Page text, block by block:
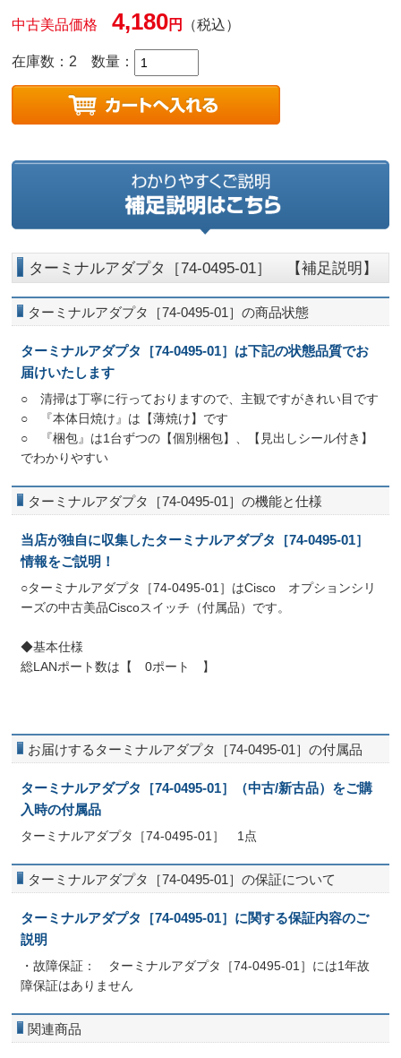
中古美品価格4,180円 （税込）
在庫数：2 数量：
ターミナルアダプタ［74-0495-01］ 【補足説明】
ターミナルアダプタ［74-0495-01］の商品状態
ターミナルアダプタ［74-0495-01］は下記の状態品質でお
届けいたします
○ 清掃は丁寧に行っておりますので、主観ですがきれい目です
○ 『本体日焼け』は【薄焼け】です
○ 『梱包』は1台ずつの【個別梱包】、【見出しシール付き】
でわかりやすい
ターミナルアダプタ［74-0495-01］の機能と仕様
当店が独自に収集したターミナルアダプタ［74-0495-01］
情報をご説明！
○ターミナルアダプタ［74-0495-01］はCisco オプションシリ
ーズの中古美品Ciscoスイッチ（付属品）です。
◆基本仕様
総LANポート数は【 0ポート 】
お届けするターミナルアダプタ［74-0495-01］の付属品
ターミナルアダプタ［74-0495-01］（中古/新古品）をご購
入時の付属品
ターミナルアダプタ［74-0495-01］ 1点
ターミナルアダプタ［74-0495-01］の保証について
ターミナルアダプタ［74-0495-01］に関する保証内容のご
説明
・故障保証： ターミナルアダプタ［74-0495-01］には1年故
障保証はありません
関連商品